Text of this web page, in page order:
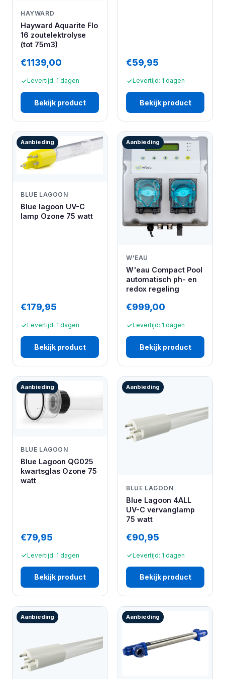
HAYWARD
Hayward Aquarite Flo
16 zoutelektrolyse
(tot 75m3)
€1139,00
Levertijd: 1 dagen
Bekijk product
€59,95
Levertijd: 1 dagen
Bekijk product
Aanbieding
BLUE LAGOON
Blue lagoon UV-C
lamp Ozone 75 watt
€179,95
Levertijd: 1 dagen
Bekijk product
Aanbieding
W'EAU
W'eau Compact Pool
automatisch ph- en
redox regeling
€999,00
Levertijd: 1 dagen
Bekijk product
Aanbieding
BLUE LAGOON
Blue Lagoon QG025
kwartsglas Ozone 75
watt
€79,95
Levertijd: 1 dagen
Bekijk product
Aanbieding
BLUE LAGOON
Blue Lagoon 4ALL
UV-C vervanglamp
75 watt
€90,95
Levertijd: 1 dagen
Bekijk product
Aanbieding Aanbieding